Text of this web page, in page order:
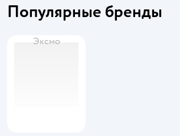
Популярные бренды
Эксмо